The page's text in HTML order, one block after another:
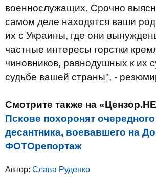
военнослужащих. Срочно
самом деле находятся ваши
их с Украины, где они
частные интересы горстки
чиновников, равнодушных к их
судьбе вашей страны", -
Смотрите также на
Пскове похоронят
десантника, воевавшего на
ФОТОрепортаж
Автор: Слава Руденко